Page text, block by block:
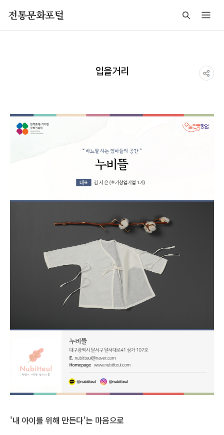
전통문화포털
입을거리
'내 아이를 위해 만든다'는 마음으로